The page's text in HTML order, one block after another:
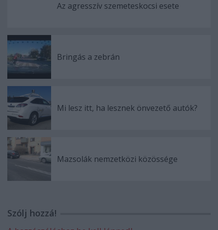
Az agresszív szemeteskocsi esete
Bringás a zebrán
Mi lesz itt, ha lesznek önvezető autók?
Mazsolák nemzetközi közössége
Szólj hozzá!